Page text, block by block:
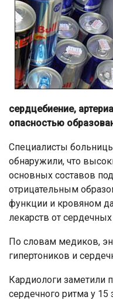
сердцебиение,
опасностью
Специалисты
обнаружили, что
основных составов
отрицательным
функции и кровяном
лекарств от
По словам медиков,
гипертоников и
Кардиологи заметили
сердечного ритма у